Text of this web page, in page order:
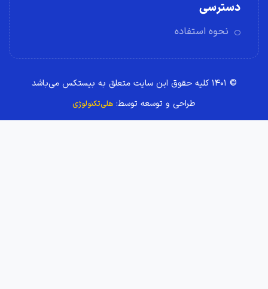
دسترسی
نحوه استفاده
© ۱۴۰۱ کلیه حقوق این سایت متعلق به بیستکس می‌باشد
طراحی و توسعه توسط: هلی‌تکنولوژی